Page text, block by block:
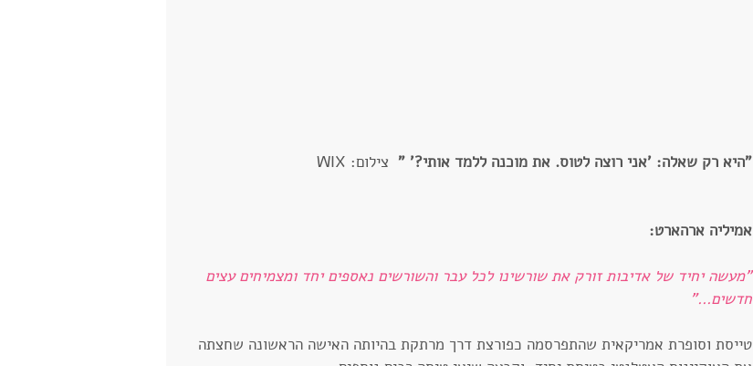
"היא רק שאלה: 'אני רוצה לטוס. את מוכנה ללמד אותי?' " צילום: WIX
אמיליה ארהארט:​
"מעשה יחיד של אדיבות זורק את שורשינו לכל עבר והשורשים נאספים יחד ומצמיחים עצים
חדשים..."
טייסת וסופרת אמריקאית שהתפרסמה כפורצת דרך מרתקת בהיותה האישה הראשונה שחצתה